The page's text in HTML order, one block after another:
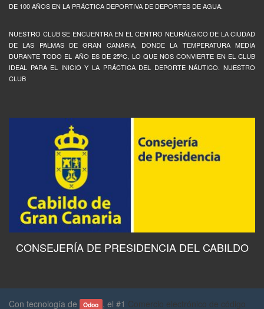
DE 100 AÑOS EN LA PRÁCTICA DEPORTIVA DE DEPORTES DE AGUA.
NUESTRO CLUB SE ENCUENTRA EN EL CENTRO NEURÁLGICO DE LA CIUDAD
DE LAS PALMAS DE GRAN CANARIA, DONDE LA TEMPERATURA MEDIA
DURANTE TODO EL AÑO ES DE 25ºC, LO QUE NOS CONVIERTE EN EL CLUB
IDEAL PARA EL INICIO Y LA PRÁCTICA DEL DEPORTE NÁUTICO. NUESTRO
CLUB
CONSEJERÍA DE PRESIDENCIA DEL CABILDO
Con tecnología de Odoo , el #1 Comercio electrónico de código